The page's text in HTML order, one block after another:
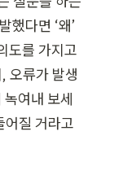
했다면 ‘왜’
도를 가지고
오류가 발생
여내 보세
어질 거라고